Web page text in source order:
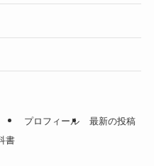
書
プロフィール 最新の投稿